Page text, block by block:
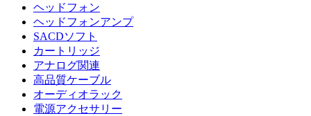
ヘッドフォン
ヘッドフォンアンプ
SACDソフト
カートリッジ
アナログ関連
高品質ケーブル
オーディオラック
電源アクセサリー